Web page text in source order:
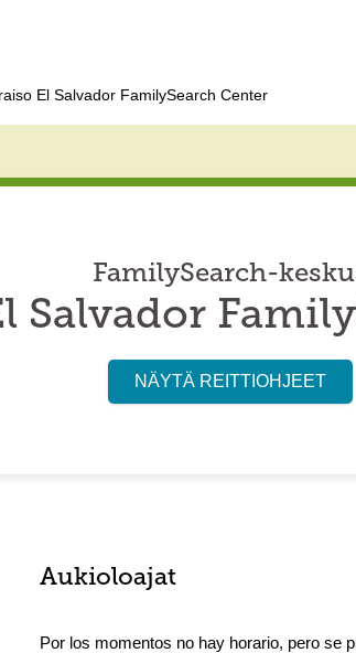
El Salvador FamilySearch Center
FamilySearch-
Salvador
NÄYTÄ REITTIOHJEET
Aukioloajat
Por los momentos no hay horario, pero se